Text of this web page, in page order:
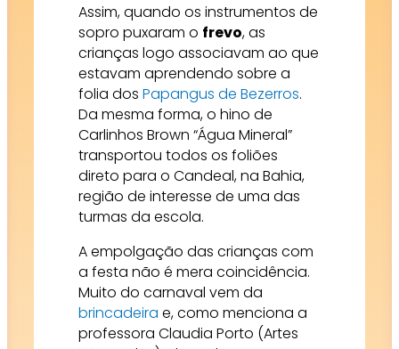
Assim, quando os instrumentos de
sopro puxaram o frevo, as
crianças logo associavam ao que
estavam aprendendo sobre a
folia dos Papangus de Bezerros.
Da mesma forma, o hino de
Carlinhos Brown “Água Mineral”
transportou todos os foliões
direto para o Candeal, na Bahia,
região de interesse de uma das
turmas da escola.
A empolgação das crianças com
a festa não é mera coincidência.
Muito do carnaval vem da
brincadeira e, como menciona a
professora Claudia Porto (Artes